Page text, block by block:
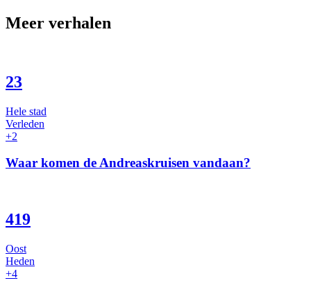
Meer verhalen
23
Hele stad
Verleden
+2
Waar komen de Andreaskruisen vandaan?
419
Oost
Heden
+4